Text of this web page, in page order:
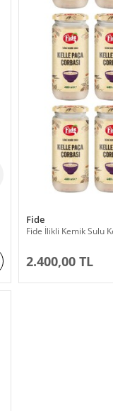
Fide
Fide İlikli Kemik Sulu
2.400,00 TL